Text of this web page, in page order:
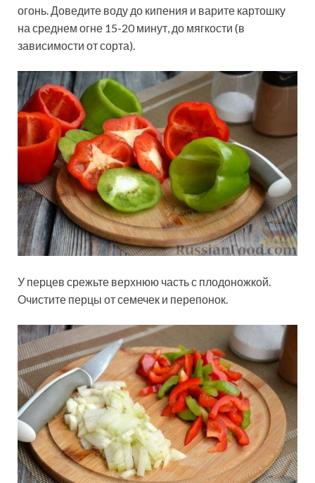
огонь. Доведите воду до кипения и варите картошку
на среднем огне 15-20 минут, до мягкости (в
зависимости от сорта).
У перцев срежьте верхнюю часть с плодоножкой.
Очистите перцы от семечек и перепонок.